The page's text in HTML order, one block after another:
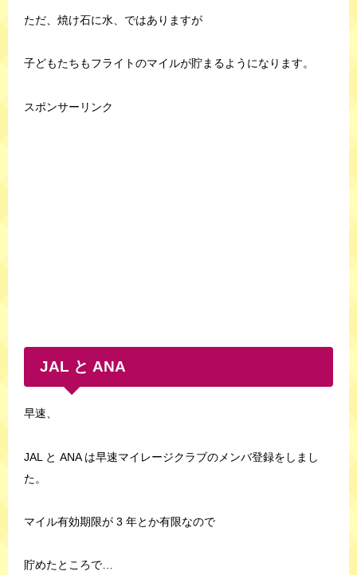
ただ、焼け石に水、ではありますが
子どもたちもフライトのマイルが貯まるようになります。
スポンサーリンク
JAL と ANA
早速、
JAL と ANA は早速マイレージクラブのメンバ登録をしまし
た。
マイル有効期限が 3 年とか有限なので
貯めたところで…